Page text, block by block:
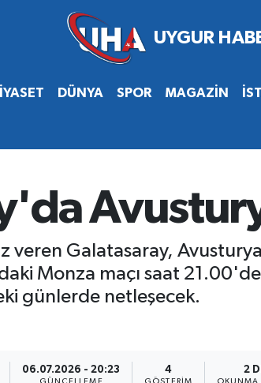
DÜNYA SPOR MAGAZİN
veren Galatasaray,
Monza maçı saat
günlerde netleşecek.
06.07.2026 - 20:23
GÜNCELLEME
4
GÖSTERIM
2
OKUNMA